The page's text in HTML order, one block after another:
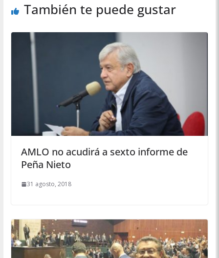
También te puede gustar
AMLO no acudirá a sexto informe de
Peña Nieto
31 agosto, 2018